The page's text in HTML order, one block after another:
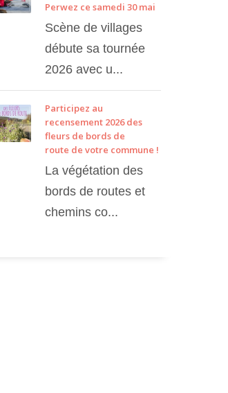
Perwez ce samedi 30 mai
Scène de villages
débute sa tournée
2026 avec u...
Participez au
recensement 2026 des
fleurs de bords de
route de votre commune !
La végétation des
bords de routes et
chemins co...